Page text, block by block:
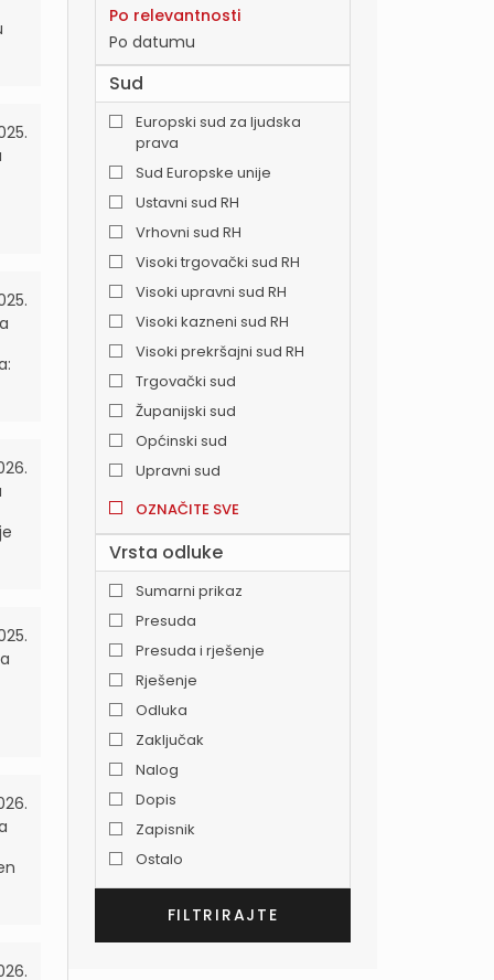
Po relevantnosti
Po datumu
Sud
Europski sud za ljudska
prava
Sud Europske unije
Ustavni sud RH
Vrhovni sud RH
Visoki trgovački sud RH
Visoki upravni sud RH
Visoki kazneni sud RH
Visoki prekršajni sud RH
Trgovački sud
Županijski sud
Općinski sud
Upravni sud
OZNAČITE SVE
Vrsta odluke
Sumarni prikaz
Presuda
Presuda i rješenje
Rješenje
Odluka
Zaključak
Nalog
Dopis
Zapisnik
Ostalo